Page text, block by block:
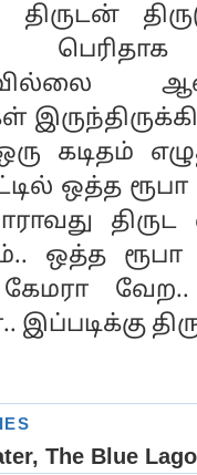
திருடன்
பெரிதாக
கடிதம்
ஒத்த
ஒத்த
கேமரா
இப்படிக்கு